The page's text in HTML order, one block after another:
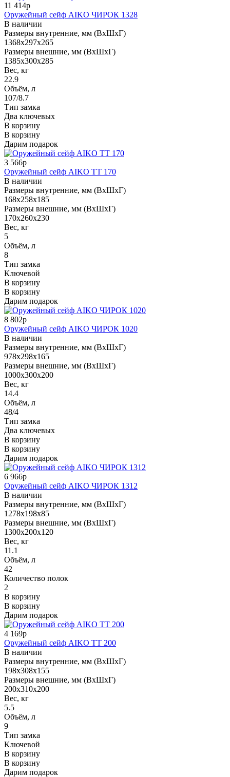
11 414р
Оружейный сейф AIKO ЧИРОК 1328
В наличии
Размеры внутренние, мм (ВхШхГ)
1368x297x265
Размеры внешние, мм (ВхШхГ)
1385x300x285
Вес, кг
22.9
Объём, л
107/8.7
Тип замка
Два ключевых
В корзину
В корзину
Дарим подарок
3 566р
Оружейный сейф AIKO TT 170
В наличии
Размеры внутренние, мм (ВхШхГ)
168x258x185
Размеры внешние, мм (ВхШхГ)
170x260x230
Вес, кг
5
Объём, л
8
Тип замка
Ключевой
В корзину
В корзину
Дарим подарок
8 802р
Оружейный сейф AIKO ЧИРОК 1020
В наличии
Размеры внутренние, мм (ВхШхГ)
978x298x165
Размеры внешние, мм (ВхШхГ)
1000x300x200
Вес, кг
14.4
Объём, л
48/4
Тип замка
Два ключевых
В корзину
В корзину
Дарим подарок
6 966р
Оружейный сейф AIKO ЧИРОК 1312
В наличии
Размеры внутренние, мм (ВхШхГ)
1278x198x85
Размеры внешние, мм (ВхШхГ)
1300x200x120
Вес, кг
11.1
Объём, л
42
Количество полок
2
В корзину
В корзину
Дарим подарок
4 169р
Оружейный сейф AIKO TT 200
В наличии
Размеры внутренние, мм (ВхШхГ)
198x308x155
Размеры внешние, мм (ВхШхГ)
200x310x200
Вес, кг
5.5
Объём, л
9
Тип замка
Ключевой
В корзину
В корзину
Дарим подарок